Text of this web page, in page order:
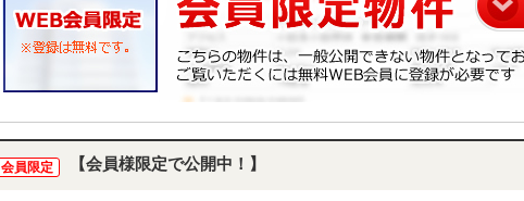
会員限定 【会員様限定で公開中！】